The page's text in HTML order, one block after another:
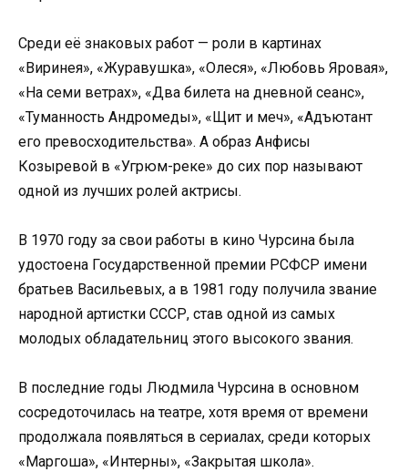
Среди её знаковых работ — роли в картинах
«Виринея», «Журавушка», «Олеся», «Любовь Яровая»,
«На семи ветрах», «Два билета на дневной сеанс»,
«Туманность Андромеды», «Щит и меч», «Адъютант
его превосходительства». А образ Анфисы
Козыревой в «Угрюм-реке» до сих пор называют
одной из лучших ролей актрисы.
В 1970 году за свои работы в кино Чурсина была
удостоена Государственной премии РСФСР имени
братьев Васильевых, а в 1981 году получила звание
народной артистки СССР, став одной из самых
молодых обладательниц этого высокого звания.
В последние годы Людмила Чурсина в основном
сосредоточилась на театре, хотя время от времени
продолжала появляться в сериалах, среди которых
«Маргоша», «Интерны», «Закрытая школа».